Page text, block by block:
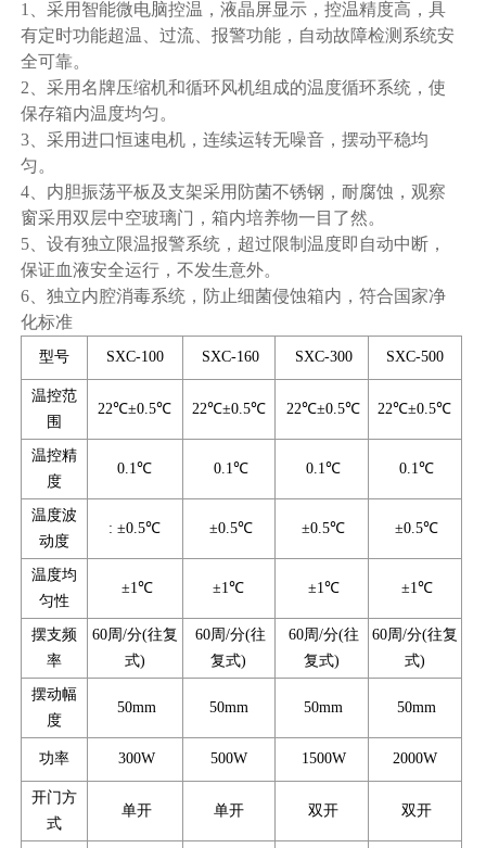
1、采用智能微电脑控温，液晶屏显示，控温精度高，具
有定时功能超温、过流、报警功能，自动故障检测系统安
全可靠。
2、采用名牌压缩机和循环风机组成的温度循环系统，使
保存箱内温度均匀。
3、采用进口恒速电机，连续运转无噪音，摆动平稳均
匀。
4、内胆振荡平板及支架采用防菌不锈钢，耐腐蚀，观察
窗采用双层中空玻璃门，箱内培养物一目了然。
5、设有独立限温报警系统，超过限制温度即自动中断，
保证血液安全运行，不发生意外。
6、独立内腔消毒系统，防止细菌侵蚀箱内，符合国家净
化标准
型号 SXC-100 SXC-160 SXC-300 SXC-500
温控范
围
22℃±0.5℃ 22℃±0.5℃ 22℃±0.5℃ 22℃±0.5℃
温控精
度
0.1℃ 0.1℃ 0.1℃ 0.1℃
温度波
动度
: ±0.5℃ ±0.5℃ ±0.5℃ ±0.5℃
温度均
匀性
±1℃ ±1℃ ±1℃ ±1℃
摆支频
率
60周/分(往复
式)
60周/分(往
复式)
60周/分(往
复式)
60周/分(往复
式)
摆动幅
度
50mm 50mm 50mm 50mm
功率 300W 500W 1500W 2000W
开门方
式
单开 单开 双开 双开